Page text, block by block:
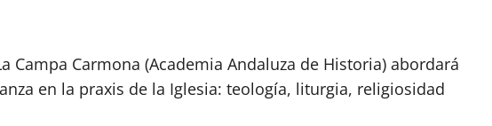
Campa Carmona (Academia Andaluza de Historia) abordará
en la praxis de la Iglesia: teología, liturgia, religiosidad